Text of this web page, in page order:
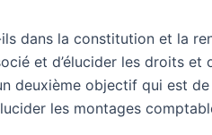
dans la constitution et la
et d’élucider les droits
deuxième objectif qui est
les montages